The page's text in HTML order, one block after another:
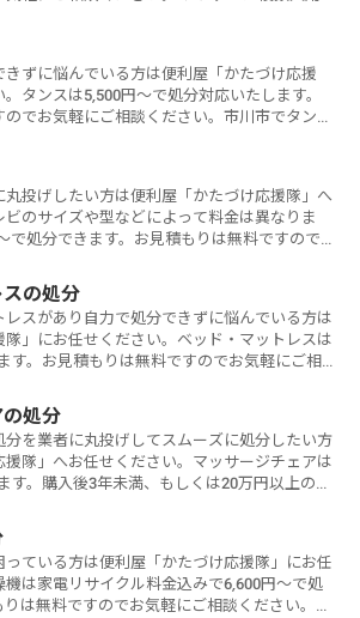
ずに悩んでいる方は便利屋「かたづけ応援
タンスは5,500円～で処分対応いたします。
でお気軽にご相談ください。市川市でタンス
投げしたい方は便利屋「かたづけ応援隊」へ
のサイズや型などによって料金は異なりま
で処分できます。お見積もりは無料ですので
の処分
スがあり自力で処分できずに悩んでいる方は
」にお任せください。ベッド・マットレスは
す。お見積もりは無料ですのでお気軽にご相
処分
を業者に丸投げしてスムーズに処分したい方
隊」へお任せください。マッサージチェアは
す。購入後3年未満、もしくは20万円以上のマ
ている方は便利屋「かたづけ応援隊」にお任
は家電リサイクル料金込みで6,600円～で処
は無料ですのでお気軽にご相談ください。